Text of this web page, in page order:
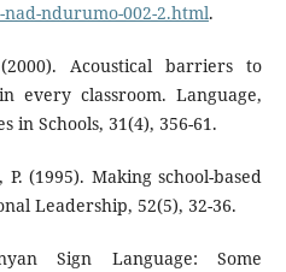
ndurumo-002-2.html.
Acoustical barriers to
every classroom. Language,
in Schools, 31(4), 356-61.
(1995). Making school-based
Leadership, 52(5), 32-36.
Sign Language: Some